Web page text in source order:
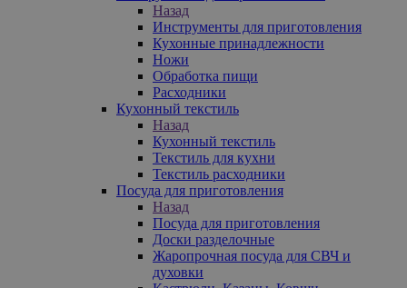
Назад
Инструменты для приготовления
Кухонные принадлежности
Ножи
Обработка пищи
Расходники
Кухонный текстиль
Назад
Кухонный текстиль
Текстиль для кухни
Текстиль расходники
Посуда для приготовления
Назад
Посуда для приготовления
Доски разделочные
Жаропрочная посуда для СВЧ и
духовки